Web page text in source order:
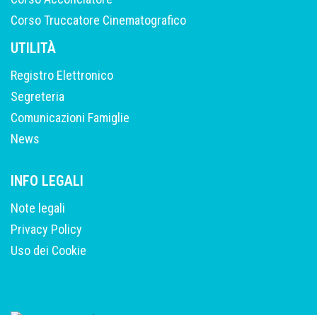
Corso Truccatore Cinematografico
UTILITÀ
Registro Elettronico
Segreteria
Comunicazioni Famiglie
News
INFO LEGALI
Note legali
Privacy Policy
Uso dei Cookie